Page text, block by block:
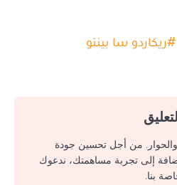
#ريكاردو سا بينتو
والحوار. من أجل تحسين جودة
إلى تجربة مساهمتك، ندعوك
بنا.